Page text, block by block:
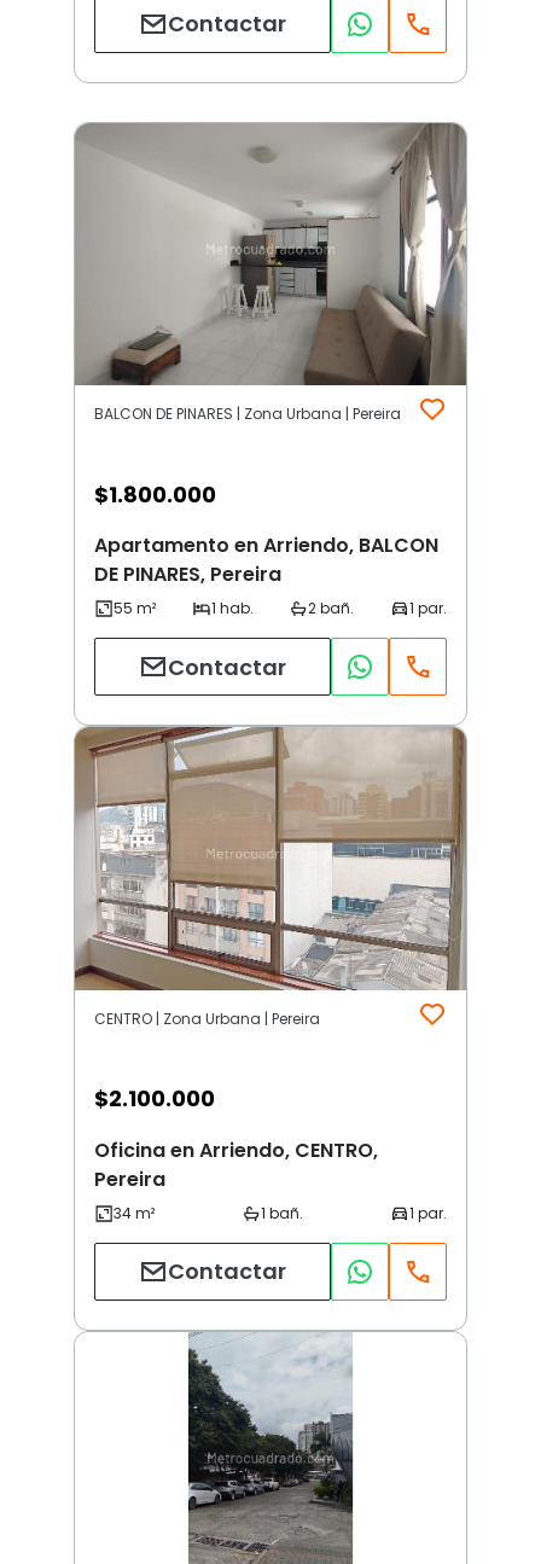
Contactar
BALCON DE PINARES | Zona Urbana | Pereira
$1.800.000
Apartamento en Arriendo, BALCON
DE PINARES, Pereira
Contactar
CENTRO | Zona Urbana | Pereira
$2.100.000
Oficina en Arriendo, CENTRO,
Pereira
Contactar